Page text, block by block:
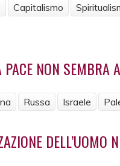
Capitalismo
NON SEMBRA
Russa Israele
DELL’UOMO